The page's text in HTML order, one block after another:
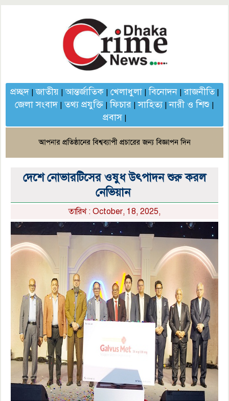
প্রচ্ছদ|জাতীয়|আন্তর্জাতিক| খেলাধুলা|বিনোদন|রাজনীতি|
জেলা সংবাদ|তথ্য প্রযুক্তি |ফিচার |সাহিত্য|নারী ও শিশু |
প্রবাস|
দেশে নোভারটিসের ওষুধ উৎপাদন শুরু করল
নেভিয়ান
তারিখ : October, 18, 2025,